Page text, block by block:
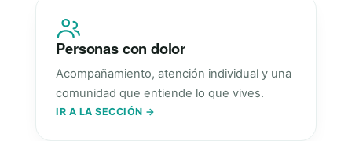
Personas con dolor
Acompañamiento, atención individual y una
comunidad que entiende lo que vives.
IR A LA SECCIÓN →